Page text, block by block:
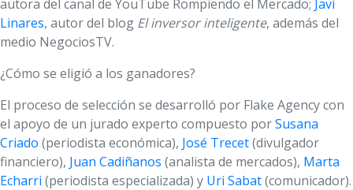
autora del canal de YouTube Rompiendo el Mercado; Javi
Linares, autor del blog El inversor inteligente, además del
medio NegociosTV.
¿Cómo se eligió a los ganadores?
El proceso de selección se desarrolló por Flake Agency con
el apoyo de un jurado experto compuesto porSusana
Criado (periodista económica), José Trecet(divulgador
financiero), Juan Cadiñanos (analista de mercados), Marta
Echarri (periodista especializada) y Uri Sabat(comunicador).